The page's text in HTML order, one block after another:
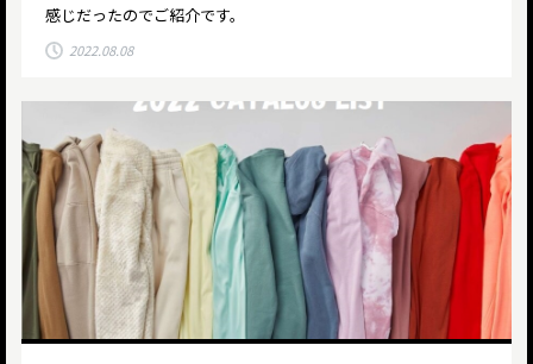
感じだったのでご紹介です。
2022.08.08